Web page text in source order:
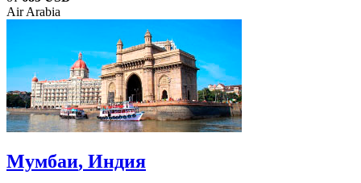
Air Arabia
Мумбаи, Индия